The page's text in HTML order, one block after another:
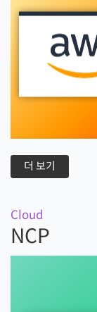
더 보기
Cloud
NCP